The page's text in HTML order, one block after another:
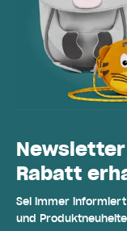
Newsletter
Rabatt
Sei immer
und